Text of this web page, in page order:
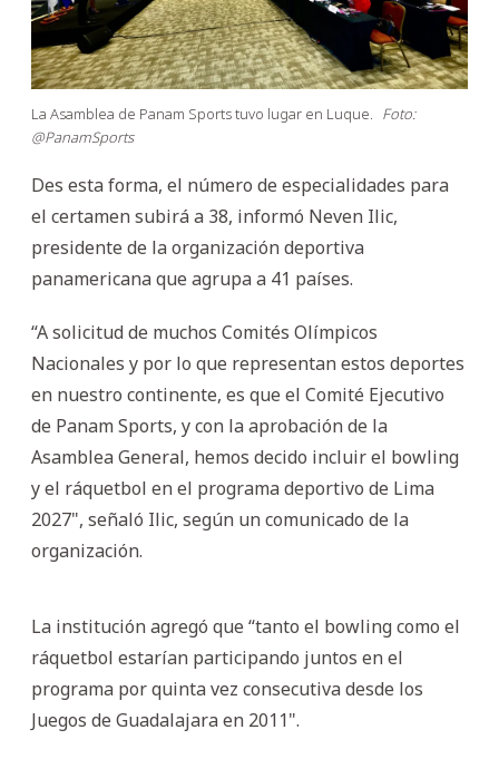
La Asamblea de Panam Sports tuvo lugar en Luque. Foto:
@PanamSports
Des esta forma, el número de especialidades para
el certamen subirá a 38, informó Neven Ilic,
presidente de la organización deportiva
panamericana que agrupa a 41 países.
“A solicitud de muchos Comités Olímpicos
Nacionales y por lo que representan estos deportes
en nuestro continente, es que el Comité Ejecutivo
de Panam Sports, y con la aprobación de la
Asamblea General, hemos decido incluir el bowling
y el ráquetbol en el programa deportivo de Lima
2027", señaló Ilic, según un comunicado de la
organización.
La institución agregó que “tanto el bowling como el
ráquetbol estarían participando juntos en el
programa por quinta vez consecutiva desde los
Juegos de Guadalajara en 2011".